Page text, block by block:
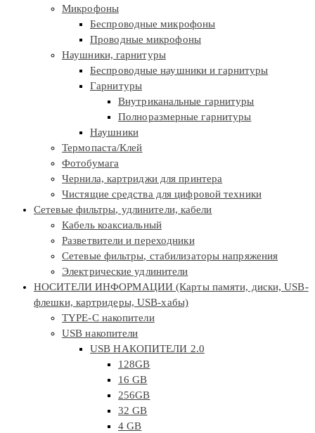
Микрофоны
Беспроводные микрофоны
Проводные микрофоны
Наушники, гарнитуры
Беспроводные наушники и гарнитуры
Гарнитуры
Внутриканальные гарнитуры
Полноразмерные гарнитуры
Наушники
Термопаста/Клей
Фотобумага
Чернила, картриджи для принтера
Чистящие средства для цифровой техники
Сетевые фильтры, удлинители, кабели
Кабель коаксиальный
Разветвители и переходники
Сетевые фильтры, стабилизаторы напряжения
Электрические удлинители
НОСИТЕЛИ ИНФОРМАЦИИ (Карты памяти, диски, USB-
флешки, картридеры, USB-хабы)
TYPE-C накопители
USB накопители
USB НАКОПИТЕЛИ 2.0
128GB
16 GB
256GB
32 GB
4 GB